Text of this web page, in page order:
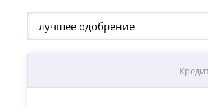
лучшее одобрение